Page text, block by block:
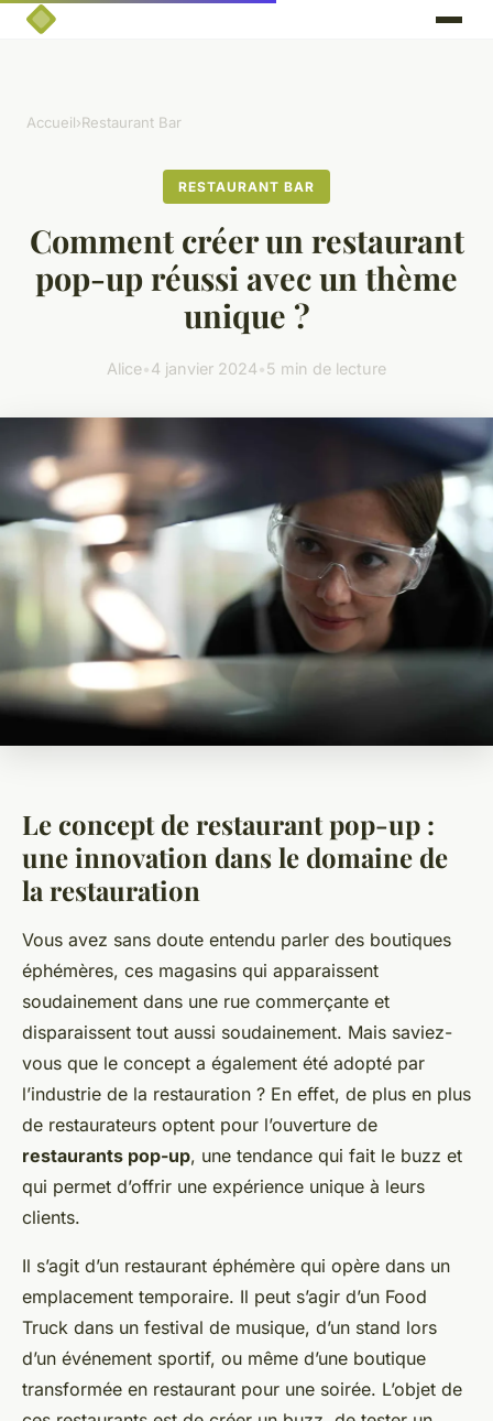
Accueil›Restaurant Bar
RESTAURANT BAR
Comment créer un restaurant
pop-up réussi avec un thème
unique ?
Alice•4 janvier 2024•5 min de lecture
Le concept de restaurant pop-up :
une innovation dans le domaine de
la restauration
Vous avez sans doute entendu parler des boutiques
éphémères, ces magasins qui apparaissent
soudainement dans une rue commerçante et
disparaissent tout aussi soudainement. Mais saviez-
vous que le concept a également été adopté par
l’industrie de la restauration ? En effet, de plus en plus
de restaurateurs optent pour l’ouverture de
restaurants pop-up, une tendance qui fait le buzz et
qui permet d’offrir une expérience unique à leurs
clients.
Il s’agit d’un restaurant éphémère qui opère dans un
emplacement temporaire. Il peut s’agir d’un Food
Truck dans un festival de musique, d’un stand lors
d’un événement sportif, ou même d’une boutique
transformée en restaurant pour une soirée. L’objet de